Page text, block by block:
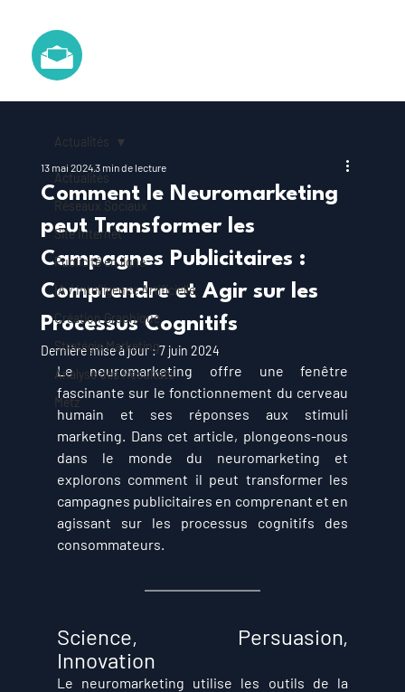
Actualités
Réseaux Sociaux
Site Internet
Publicité en ligne
IA / Intelligence Artificielle
Création Graphique
Stratégie Marketing
Analyse des Résultats
Metz
Actualités
Comment le Neuromarketing
peut Transformer les
Campagnes Publicitaires :
Comprendre et Agir sur les
Processus Cognitifs
13 mai 20243 min de lecture
Dernière mise à jour :7 juin 2024
Le neuromarketing offre une fenêtre
fascinante sur le fonctionnement du cerveau
humain et ses réponses aux stimuli
marketing. Dans cet article, plongeons-nous
dans le monde du neuromarketing et
explorons comment il peut transformer les
campagnes publicitaires en comprenant et en
agissant sur les processus cognitifs des
consommateurs.
Science, Persuasion,
Innovation
Le neuromarketing utilise les outils de la